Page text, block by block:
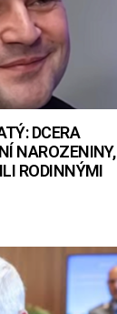
DCERA
NAROZENINY,
RODINNÝMI